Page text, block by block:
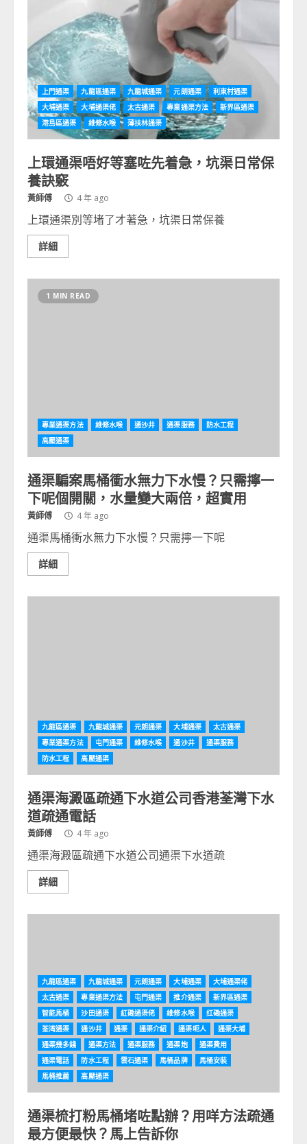
上門通渠 九龍區通渠 九龍城通渠 元朗通渠
利東村通渠
大埔通渠
大埔通渠佬 太古通渠 專業通渠方法
新界區通渠
港島區通渠
維修水喉 薄扶林通渠
上環通渠唔好等塞咗先着急，坑渠日常保
養訣竅
黃師傅 4 年 ago
上環通渠別等堵了才著急，坑渠日常保養
詳細
1 MIN READ
專業通渠方法 維修水喉 通沙井 通渠服務
防水工程
高壓通渠
通渠騙案馬桶衝水無力下水慢？只需擰一
下呢個開關，水量變大兩倍，超實用
黃師傅 4 年 ago
通渠馬桶衝水無力下水慢？只需擰一下呢
詳細
九龍區通渠 九龍城通渠 元朗通渠 大埔通渠
太古通渠
專業通渠方法
屯門通渠 維修水喉 通沙井
通渠服務
防水工程
高壓通渠
通渠海澱區疏通下水道公司香港荃灣下水
道疏通電話
黃師傅 4 年 ago
通渠海澱區疏通下水道公司通渠下水道疏
詳細
九龍區通渠 九龍城通渠 元朗通渠 大埔通渠
大埔通渠佬
太古通渠
專業通渠方法 屯門通渠 推介通渠
新界區通渠
智能馬桶
沙田通渠 紅磡通渠佬 維修水喉
红磡通渠
荃湾通渠
通沙井 通渠 通渠介紹 通渠呃人
通渠大埔
通渠幾多錢
通渠方法 通渠服務 通渠炮
通渠費用
通渠電話
防水工程 雲石通渠 馬桶品牌
馬桶安裝
馬桶推薦
高壓通渠
通渠梳打粉馬桶堵咗點辦？用咩方法疏通
最方便最快？馬上告訴你